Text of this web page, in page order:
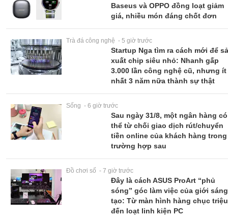
Baseus và OPPO đồng loạt giảm
giá, nhiều món đáng chốt đơn
Trà đá công nghệ - 5 giờ trước
Startup Nga tìm ra cách mới để
xuất chip siêu nhỏ: Nhanh gấp
3.000 lần công nghệ cũ, nhưng ít
nhất 3 năm nữa thành sự thật
Sống - 6 giờ trước
Sau ngày 31/8, một ngân hàng có
thể từ chối giao dịch rút/chuyển
tiền online của khách hàng trong
trường hợp sau
Đồ chơi số - 7 giờ trước
Đây là cách ASUS ProArt “phủ
sóng” góc làm việc của giới sáng
tạo: Từ màn hình hàng chục
đến loạt linh kiện PC